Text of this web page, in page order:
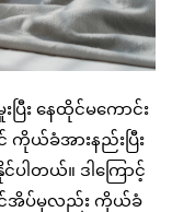
ြီး နေထိုင်မကောင်း
ကိုယ်ခံအားနည်းပြီး
ါတယ်။ ဒါကြောင့်
ာင်အိပ်မှလည်း ကိုယ်ခံ